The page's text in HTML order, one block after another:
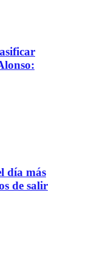
día más
de salir